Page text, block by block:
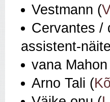
Vestmann (
Cervantes /
assistent-
vana
Arno Tali (